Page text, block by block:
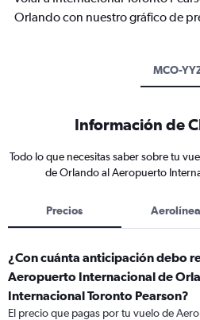
Orlando con nuestro gráfico de
MCO-
Información de
Todo lo que necesitas saber sobre tu
de Orlando al Aeropuerto
Precios
¿Con cuánta anticipación debo
Aeropuerto Internacional de
Internacional Toronto Pearson?
El precio que pagas por tu vuelo de